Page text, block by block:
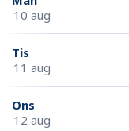
10 aug
Tis
11 aug
Ons
12 aug